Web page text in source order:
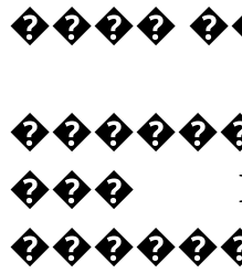
����
���